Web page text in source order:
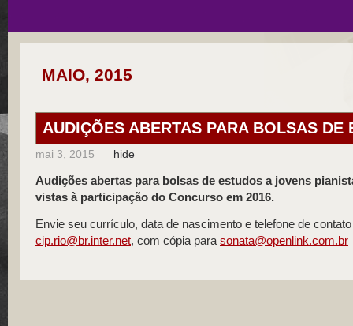
MAIO, 2015
AUDIÇÕES ABERTAS PARA BOLSAS DE
mai 3, 2015 hide
Audições abertas para bolsas de estudos a jovens
vistas à participação do Concurso em 2016.
Envie seu currículo, data de nascimento e telefone de
cip.rio@br.inter.net, com cópia para sonata@openlink.com.br